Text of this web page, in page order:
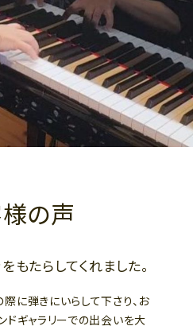
の声
もたらしてくれました。
に弾きにいらして下さり、お
ドギャラリーでの出会いを大